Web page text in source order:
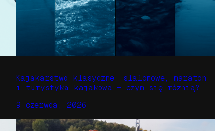
Kajakarstwo klasyczne, slalomowe, maraton
i turystyka kajakowa – czym się różnią?
9 czerwca, 2026